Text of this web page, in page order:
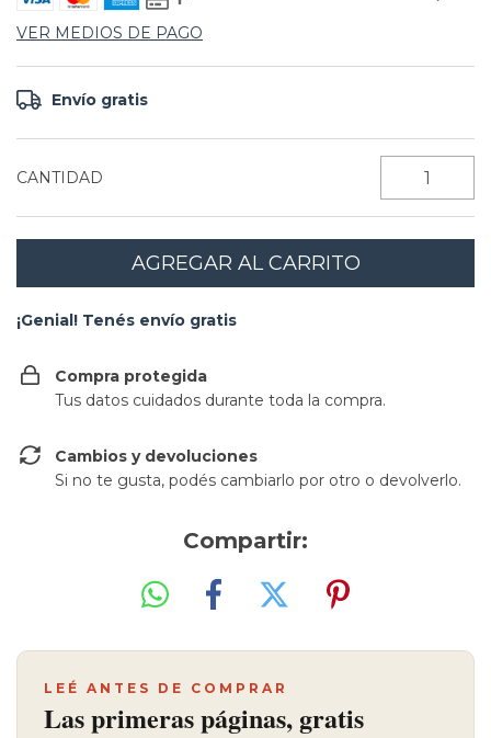
VER MEDIOS DE PAGO
Envío gratis
CANTIDAD
¡Genial! Tenés envío gratis
Compra protegida
Tus datos cuidados durante toda la compra.
Cambios y devoluciones
Si no te gusta, podés cambiarlo por otro o devolverlo.
Compartir:
LEÉ ANTES DE COMPRAR
Las primeras páginas, gratis